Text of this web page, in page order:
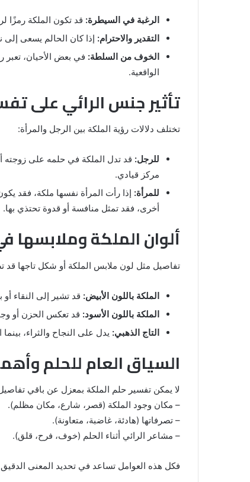
الرغبة في السيطرة: قد تكون الملكة رمزًا
التقدير والاحترام: إذا كان الحالم يسعى إلى
الخوف من السلطة: في بعض الأحيان،
الواقعية.
تأثير جنس الرائي على
تختلف دلالات رؤية الملكة بين الرجل والمرأة:
للرجل: قد تدل الملكة في حلمه على زوجته
مركز قيادي.
للمرأة: إذا رأت المرأة نفسها ملكة، فقد
أخرى، فقد تمثل منافسة أو قدوة تحتذي بها.
ألوان الملكة وملابسها
تفاصيل مثل لون ملابس الملكة أو شكل تاجها
الملكة باللون الأبيض: قد تشير إلى النقاء أو
الملكة باللون الأسود: قد تعكس الحزن أو
التاج الذهبي: يدل على النجاح والثراء،
السياق العام للحلم
لا يمكن تفسير حلم الملكة بمعزل عن باقي
– مكان وجود الملكة (قصر، شارع، مكان مظلم).
– تصرفاتها (هادئة، غاضبة، متعاونة).
– مشاعر الرائي أثناء الحلم (خوف، فرح، قلق).
فكل هذه العوامل تساعد في تحديد المعنى